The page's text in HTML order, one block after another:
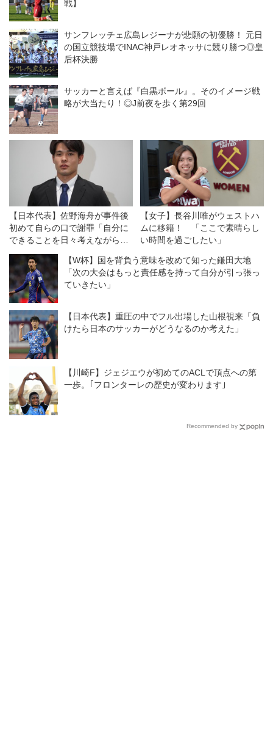
戦】
サンフレッチェ広島レジーナが悲願の初優勝！ 元日
の国立競技場でINAC神戸レオネッサに競り勝つ◎皇
后杯決勝
サッカーと言えば『白黒ボール』。そのイメージ戦
略が大当たり！◎J前夜を歩く第29回
【日本代表】佐野海舟が事件後
初めて自らの口で謝罪「自分に
できることを日々考えながらプ
レーし、行動し、社会貢献し続
けていきます」
【女子】長谷川唯がウェストハ
ムに移籍！ 「ここで素晴らし
い時間を過ごしたい」
【W杯】国を背負う意味を改めて知った鎌田大地
「次の大会はもっと責任感を持って自分が引っ張っ
ていきたい」
【日本代表】重圧の中でフル出場した山根視来「負
けたら日本のサッカーがどうなるのか考えた」
【川崎F】ジェジエウが初めてのACLで頂点への第
一歩。｢フロンターレの歴史が変わります｣
Recommended by